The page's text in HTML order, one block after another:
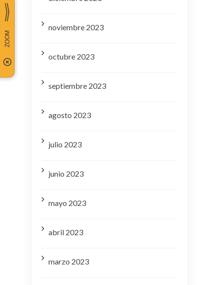
noviembre 2023
octubre 2023
septiembre 2023
agosto 2023
julio 2023
junio 2023
mayo 2023
abril 2023
marzo 2023